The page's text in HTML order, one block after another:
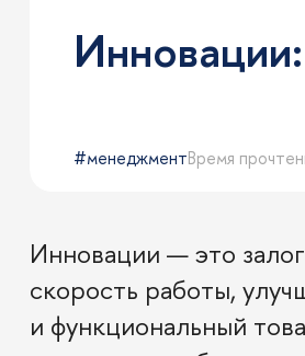
менеджментВремя
Инновации — это
скорость работы,
и функциональный